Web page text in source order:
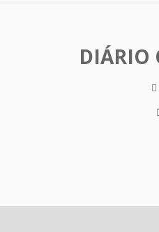
DIÁRIO